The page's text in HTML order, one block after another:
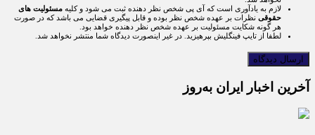
لازم به یادآوری است که آی پی شخص نظر دهنده ثبت می شود و کلیه مسئولیت های
حقوقی نظرات بر عهده شخص نظر بوده و قابل پیگیری قضایی می باشد که در صورت
هر گونه شکایت مسئولیت بر عهده شخص نظر دهنده خواهد بود.
لطفا از تایپ فینگلیش بپرهیزید. در غیر اینصورت دیدگاه شما منتشر نخواهد شد.
آخرین اخبار ایران به‌روز